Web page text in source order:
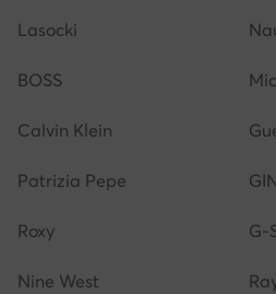
Lasocki
BOSS
Calvin Klein
Patrizia Pepe
Roxy G-
Nine West